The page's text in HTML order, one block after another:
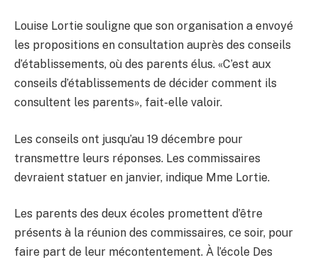
Louise Lortie souligne que son organisation a envoyé
les propositions en consultation auprès des conseils
d’établissements, où des parents élus. «C’est aux
conseils d’établissements de décider comment ils
consultent les parents», fait-elle valoir.
Les conseils ont jusqu’au 19 décembre pour
transmettre leurs réponses. Les commissaires
devraient statuer en janvier, indique Mme Lortie.
Les parents des deux écoles promettent d’être
présents à la réunion des commissaires, ce soir, pour
faire part de leur mécontentement. À l’école Des